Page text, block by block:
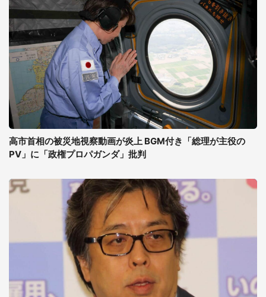
高市首相の被災地視察動画が炎上 BGM付き「総理が主役の
PV」に「政権プロパガンダ」批判